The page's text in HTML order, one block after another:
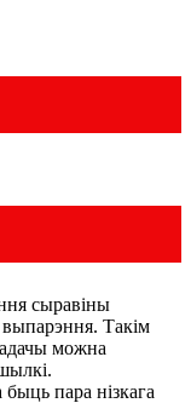
сыравіны
Такім
можна
пара нізкага